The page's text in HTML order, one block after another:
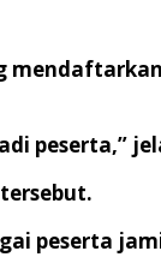
peserta,”
peserta